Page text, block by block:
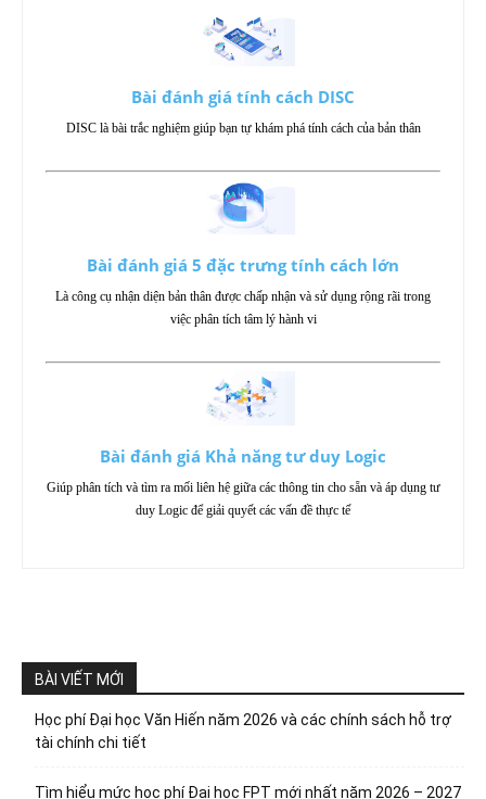
Bài đánh giá tính cách DISC
DISC là bài trắc nghiệm giúp bạn tự khám phá tính cách của bản thân
Bài đánh giá 5 đặc trưng tính cách lớn
Là công cụ nhận diện bản thân được chấp nhận và sử dụng rộng rãi trong
việc phân tích tâm lý hành vi
Bài đánh giá Khả năng tư duy Logic
Giúp phân tích và tìm ra mối liên hệ giữa các thông tin cho sẵn và áp dụng tư
duy Logic để giải quyết các vấn đề thực tế
BÀI VIẾT MỚI
Học phí Đại học Văn Hiến năm 2026 và các chính sách hỗ trợ
tài chính chi tiết
Tìm hiểu mức học phí Đại học FPT mới nhất năm 2026 – 2027